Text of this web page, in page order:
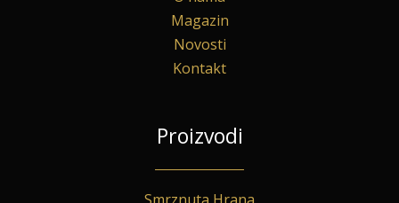
Magazin
Novosti
Kontakt
Proizvodi